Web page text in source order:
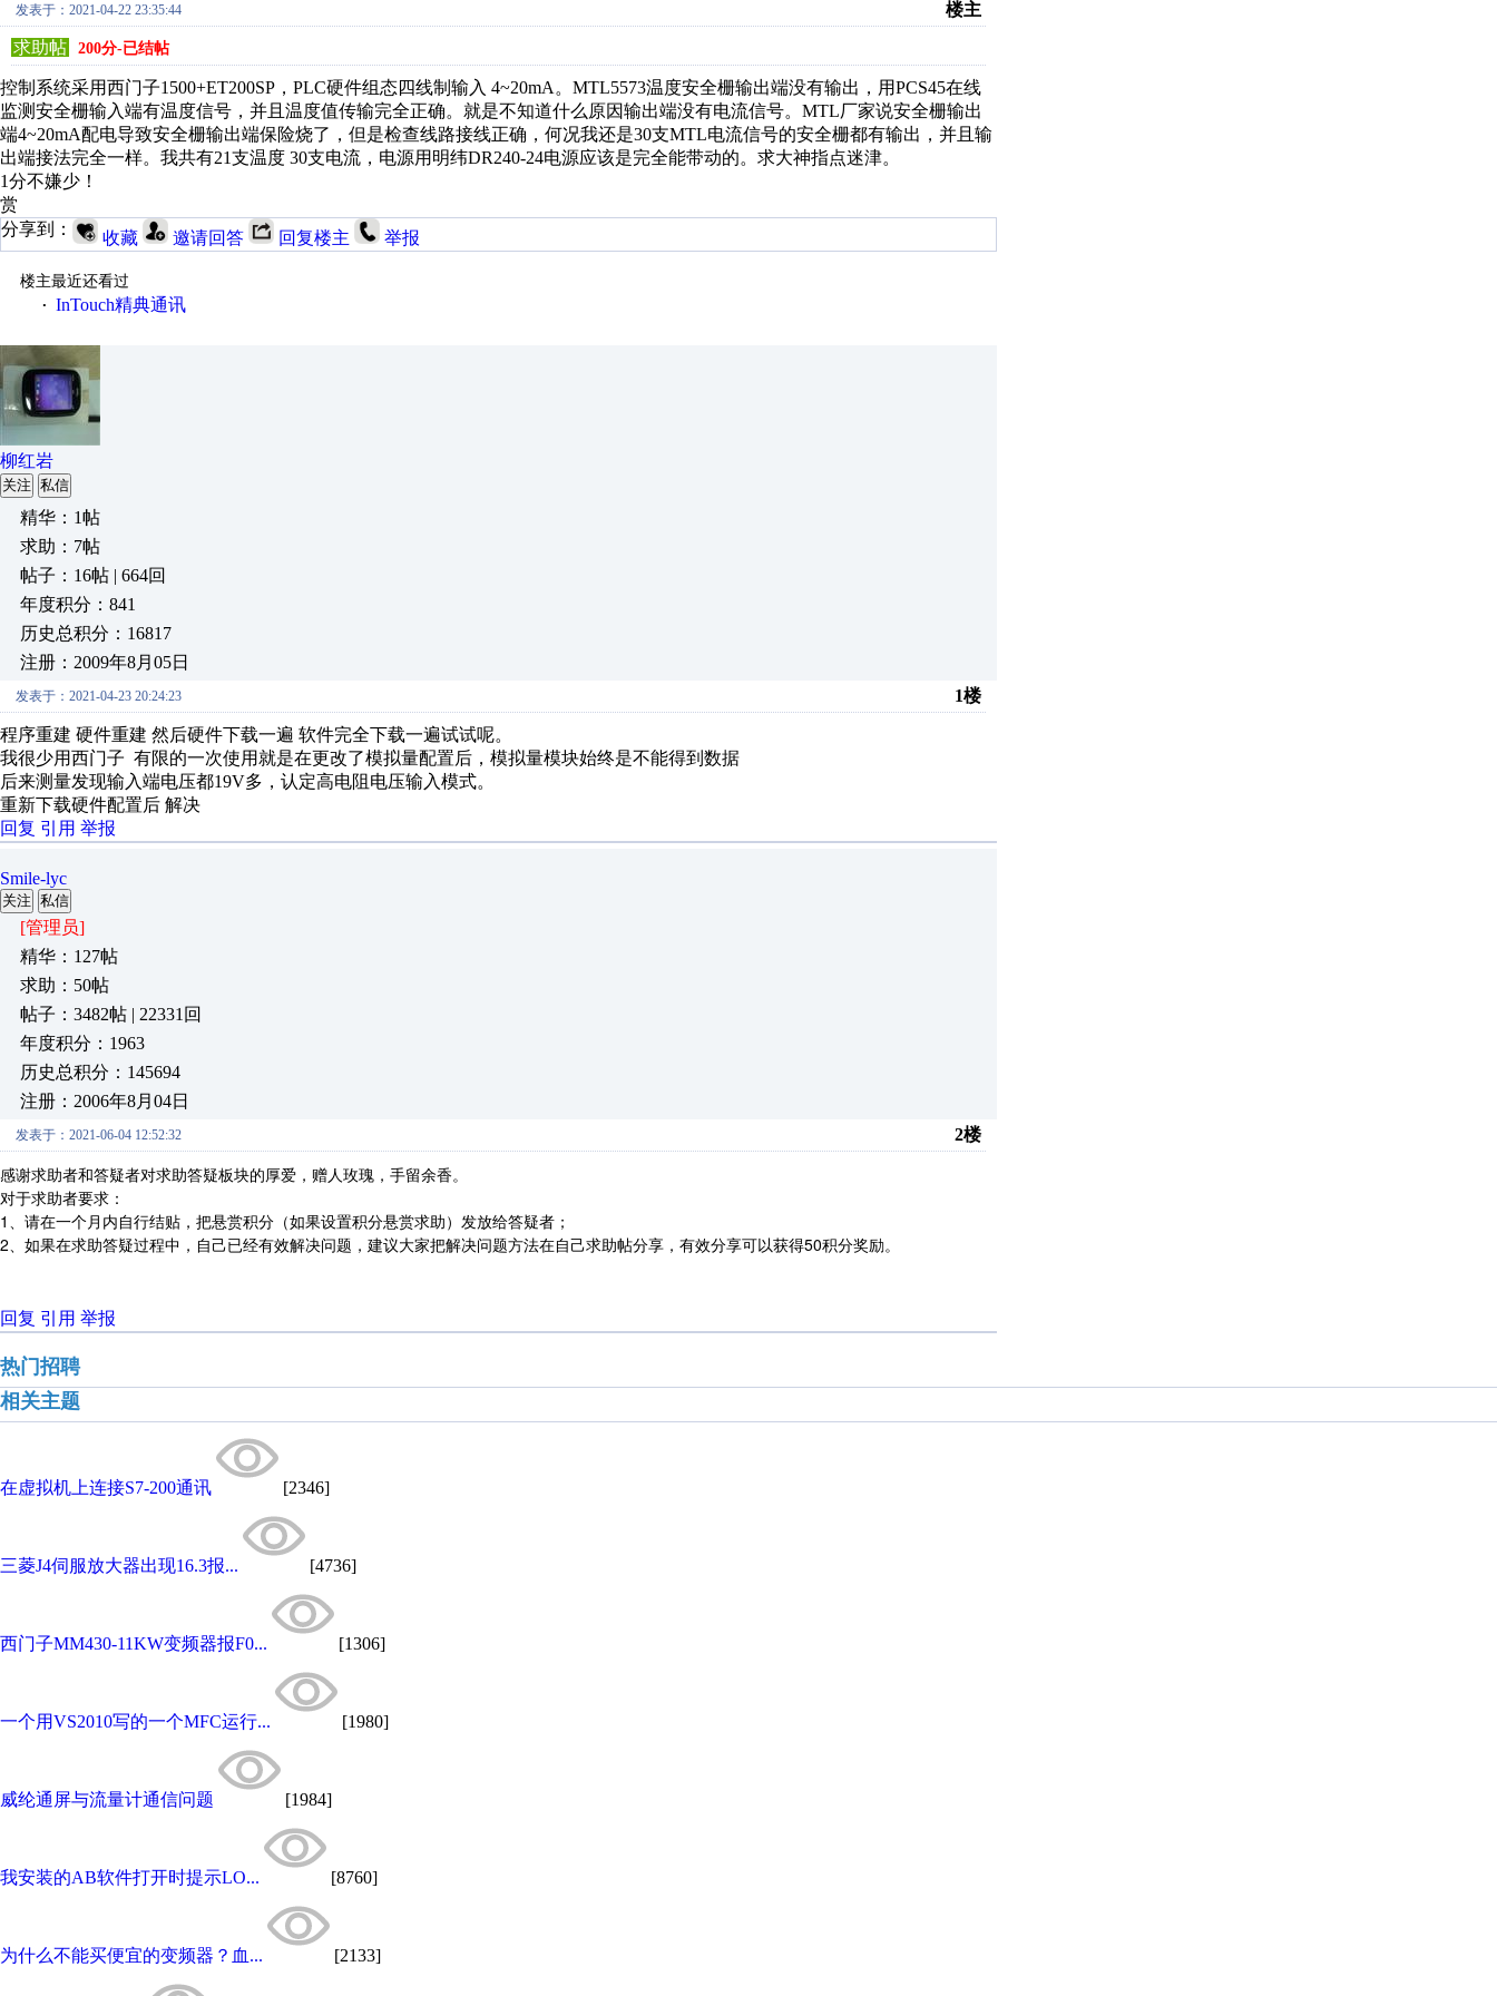
发表于：2021-04-22 23:35:44
楼主
求助帖
200分-已结帖
控制系统采用西门子1500+ET200SP，PLC硬件组态四线制输入 4~20mA。MTL5573温度安全栅输出端没有输出，用PCS45在线
监测安全栅输入端有温度信号，并且温度值传输完全正确。就是不知道什么原因输出端没有电流信号。MTL厂家说安全栅输出
端4~20mA配电导致安全栅输出端保险烧了，但是检查线路接线正确，何况我还是30支MTL电流信号的安全栅都有输出，并且输
出端接法完全一样。我共有21支温度 30支电流，电源用明纬DR240-24电源应该是完全能带动的。求大神指点迷津。
1分不嫌少！
赏
分享到：
收藏 邀请回答 回复楼主 举报
楼主最近还看过
· InTouch精典通讯
柳红岩
关注 私信
精华：1帖
求助：7帖
帖子：16帖 | 664回
年度积分：841
历史总积分：16817
注册：2009年8月05日
发表于：2021-04-23 20:24:23 1楼
程序重建 硬件重建 然后硬件下载一遍 软件完全下载一遍试试呢。
我很少用西门子 有限的一次使用就是在更改了模拟量配置后，模拟量模块始终是不能得到数据
后来测量发现输入端电压都19V多，认定高电阻电压输入模式。
重新下载硬件配置后 解决
回复 引用 举报
Smile-lyc
关注 私信
[管理员]
精华：127帖
求助：50帖
帖子：3482帖 | 22331回
年度积分：1963
历史总积分：145694
注册：2006年8月04日
发表于：2021-06-04 12:52:32 2楼
感谢求助者和答疑者对求助答疑板块的厚爱，赠人玫瑰，手留余香。
对于求助者要求：
1、请在一个月内自行结贴，把悬赏积分（如果设置积分悬赏求助）发放给答疑者；
2、如果在求助答疑过程中，自己已经有效解决问题，建议大家把解决问题方法在自己求助帖分享，有效分享可以获得50积分奖励。
回复 引用 举报
热门招聘
相关主题
在虚拟机上连接S7-200通讯 [2346]
三菱J4伺服放大器出现16.3报... [4736]
西门子MM430-11KW变频器报F0... [1306]
一个用VS2010写的一个MFC运行... [1980]
威纶通屏与流量计通信问题 [1984]
我安装的AB软件打开时提示LO... [8760]
为什么不能买便宜的变频器？血... [2133]